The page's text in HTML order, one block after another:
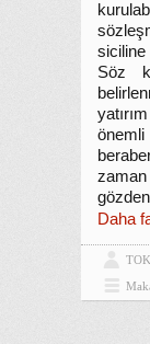
Söz
zaman
Daha